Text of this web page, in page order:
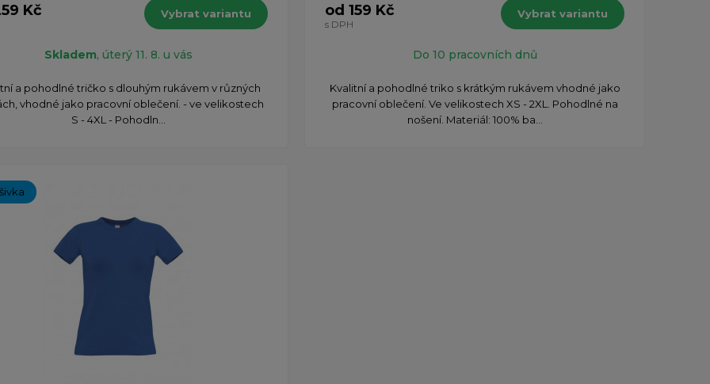
Kč
Vybrat variantu
Skladem, úterý 11. 8. u vás
a pohodlné tričko s dlouhým rukávem v různých
vhodné jako pracovní oblečení. - ve velikostech
S - 4XL - Pohodln...
od 159 Kč
s DPH
Vybrat variantu
Do 10 pracovních dnů
Kvalitní a pohodlné triko s krátkým rukávem vhodné jako
pracovní oblečení. Ve velikostech XS - 2XL. Pohodlné na
nošení. Materiál: 100% ba...